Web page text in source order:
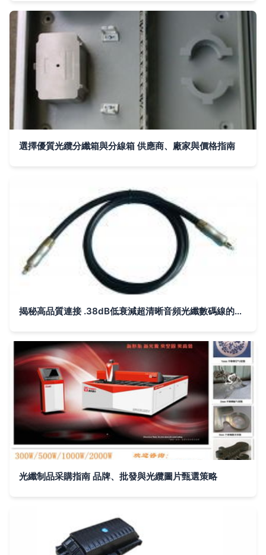
選擇優質光纜分纖箱與分線箱 供應商、廠家與價格指南
揭秘高品質連接 .38dB低衰減超清晰音頻光纖數碼線的專業制造與質量保證
光纖制品采購指南 品牌、批發與光纜圖片甄選策略